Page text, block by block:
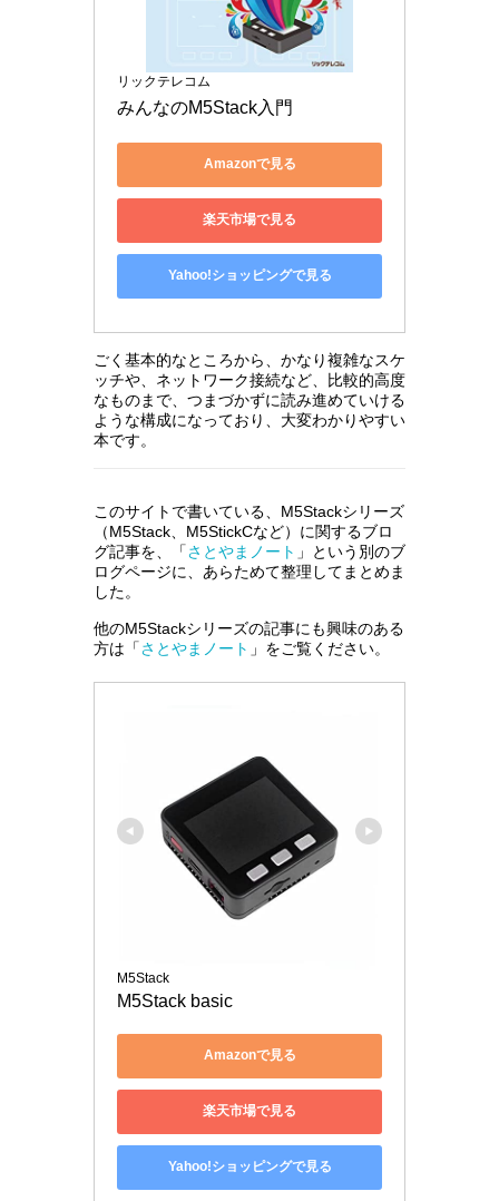
リックテレコム
みんなのM5Stack入門
Amazonで見る
楽天市場で見る
Yahoo!ショッピングで見る
ごく基本的なところから、かなり複雑なスケ
ッチや、ネットワーク接続など、比較的高度
なものまで、つまづかずに読み進めていける
ような構成になっており、大変わかりやすい
本です。
このサイトで書いている、M5Stackシリーズ
（M5Stack、M5StickCなど）に関するブロ
グ記事を、「さとやまノート 」という別のブ
ログページに、あらためて整理してまとめま
した。
他のM5Stackシリーズの記事にも興味のある
方は「さとやまノート 」をご覧ください。
M5Stack
M5Stack basic
Amazonで見る
楽天市場で見る
Yahoo!ショッピングで見る